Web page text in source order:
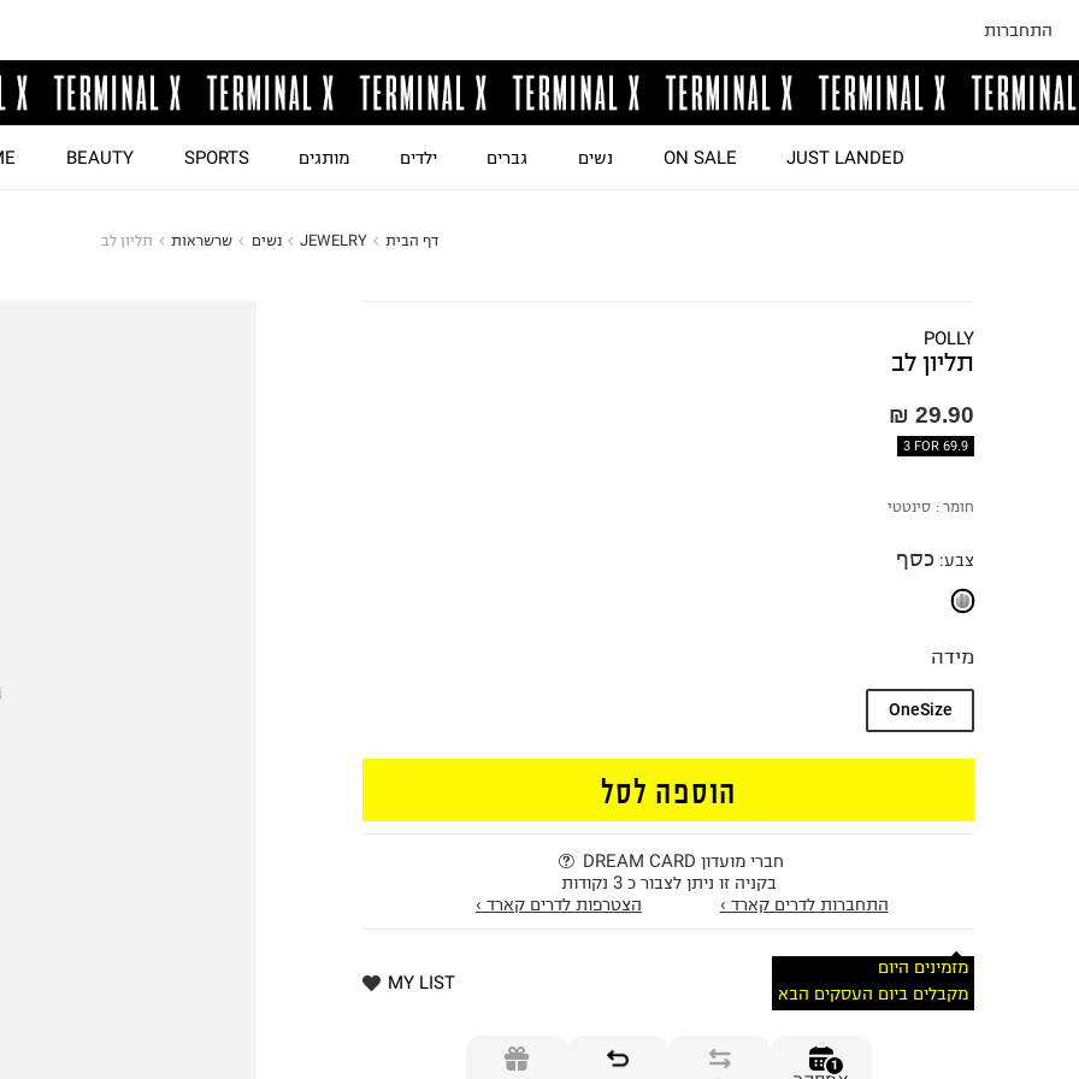
התחברות
JUST LANDED
ON SALE נשים גברים ילדים מותגים SPORTS
BEAUTY
דף הבית JEWELRY נשים שרשראות תליון לב
POLLY
תליון לב
29.90 ₪
3 FOR 69.9
חומר : סינטטי
צבע: כסף
מידה
OneSize
הוספה לסל
חברי מועדון DREAM CARD
בקניה זו ניתן לצבור כ 3 נקודות
התחברות לדרים קארד ›
הצטרפות לדרים קארד ›
מזמינים היום
מקבלים ביום העסקים הבא
MY LIST
1